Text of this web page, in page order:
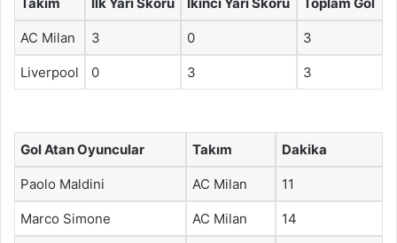
AC Milan 3 0 3
Liverpool 0 3 3
Gol Atan Oyuncular Takım Dakika
Paolo Maldini AC Milan 11
Marco Simone AC Milan 14